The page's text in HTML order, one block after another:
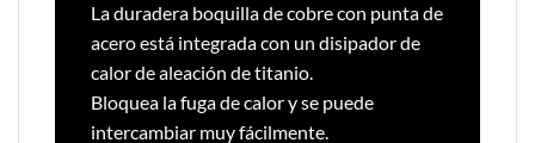
La duradera boquilla de cobre con punta de
acero está integrada con un disipador de
calor de aleación de titanio.
Bloquea la fuga de calor y se puede
intercambiar muy fácilmente.